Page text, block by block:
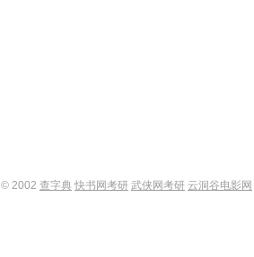
© 2002 查字典 快书网考研 武侠网考研 云洞谷电影网